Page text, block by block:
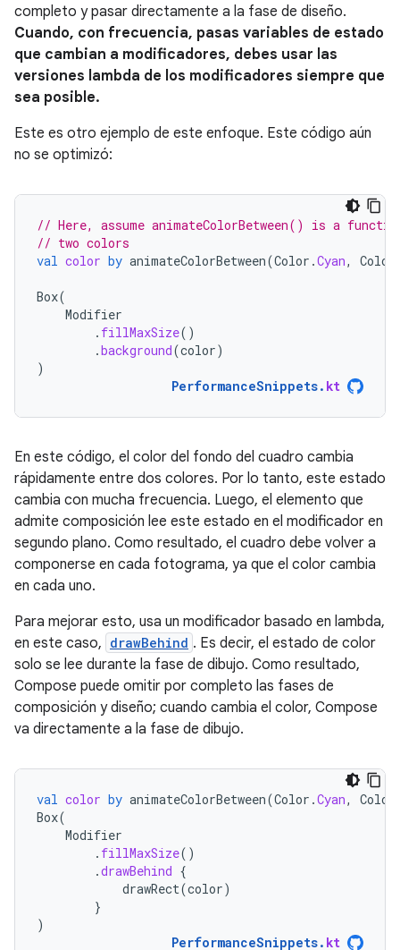
completo y pasar directamente a la fase de diseño.
Cuando, con frecuencia, pasas variables de estado
que cambian a modificadores, debes usar las
versiones lambda de los modificadores siempre que
sea posible.
Este es otro ejemplo de este enfoque. Este código aún
no se optimizó:
// Here, assume animateColorBetween() is a
// two colors
val color by animateColorBetween(Color .Cyan, Color
Box(
Modifier
. fillMaxSize()
.background(color)
)
PerformanceSnippets. kt
En este código, el color del fondo del cuadro cambia
rápidamente entre dos colores. Por lo tanto, este estado
cambia con mucha frecuencia. Luego, el elemento que
admite composición lee este estado en el modificador en
segundo plano. Como resultado, el cuadro debe volver a
componerse en cada fotograma, ya que el color cambia
en cada uno.
Para mejorar esto, usa un modificador basado en lambda,
en este caso, drawBehind . Es decir, el estado de color
solo se lee durante la fase de dibujo. Como resultado,
Compose puede omitir por completo las fases de
composición y diseño; cuando cambia el color, Compose
va directamente a la fase de dibujo.
val color by animateColorBetween(Color .Cyan, Color
Box(
Modifier
. fillMaxSize()
.drawBehind {
drawRect(color)
}
)
PerformanceSnippets. kt